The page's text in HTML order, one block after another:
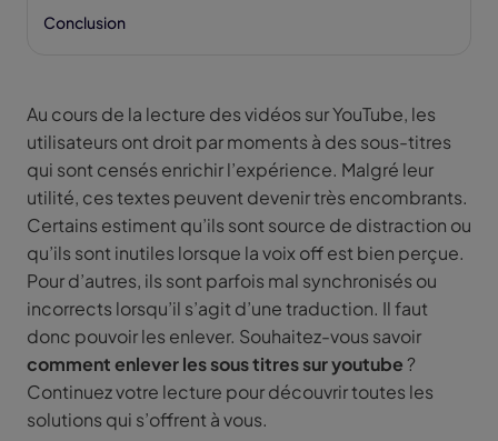
Conclusion
Au cours de la lecture des vidéos sur YouTube, les
utilisateurs ont droit par moments à des sous-titres
qui sont censés enrichir l’expérience. Malgré leur
utilité, ces textes peuvent devenir très encombrants.
Certains estiment qu’ils sont source de distraction ou
qu’ils sont inutiles lorsque la voix off est bien perçue.
Pour d’autres, ils sont parfois mal synchronisés ou
incorrects lorsqu’il s’agit d’une traduction. Il faut
donc pouvoir les enlever. Souhaitez-vous savoir
comment enlever les sous titres sur youtube?
Continuez votre lecture pour découvrir toutes les
solutions qui s’offrent à vous.